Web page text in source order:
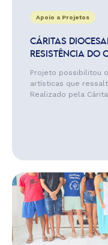
Apoio a Projetos
CÁRITAS
RESISTÊNCIA DO
Projeto possibilitou
artísticas que
Realizado pela